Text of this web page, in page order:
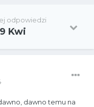
odpowiedzi
Kwi
dawno temu na